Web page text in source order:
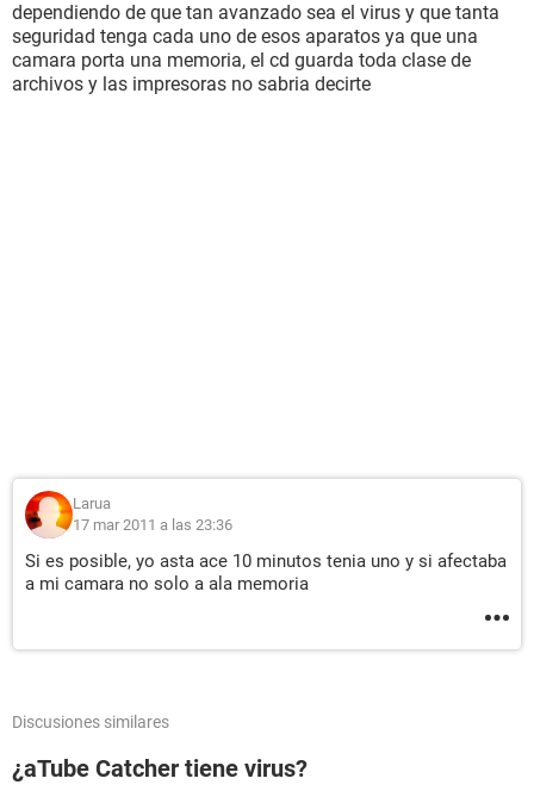
dependiendo de que tan avanzado sea el virus y que tanta
seguridad tenga cada uno de esos aparatos ya que una
camara porta una memoria, el cd guarda toda clase de
archivos y las impresoras no sabria decirte
Larua
17 mar 2011 a las 23:36
Si es posible, yo asta ace 10 minutos tenia uno y si afectaba
a mi camara no solo a ala memoria
Discusiones similares
¿aTube Catcher tiene virus?